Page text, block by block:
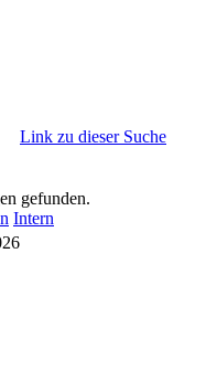
Link zu dieser Suche
gefunden.
Intern